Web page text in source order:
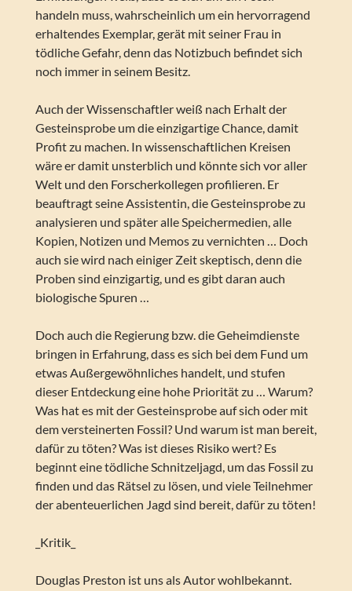
handeln muss, wahrscheinlich um ein hervorragend
erhaltendes Exemplar, gerät mit seiner Frau in
tödliche Gefahr, denn das Notizbuch befindet sich
noch immer in seinem Besitz.
Auch der Wissenschaftler weiß nach Erhalt der
Gesteinsprobe um die einzigartige Chance, damit
Profit zu machen. In wissenschaftlichen Kreisen
wäre er damit unsterblich und könnte sich vor aller
Welt und den Forscherkollegen profilieren. Er
beauftragt seine Assistentin, die Gesteinsprobe zu
analysieren und später alle Speichermedien, alle
Kopien, Notizen und Memos zu vernichten … Doch
auch sie wird nach einiger Zeit skeptisch, denn die
Proben sind einzigartig, und es gibt daran auch
biologische Spuren …
Doch auch die Regierung bzw. die Geheimdienste
bringen in Erfahrung, dass es sich bei dem Fund um
etwas Außergewöhnliches handelt, und stufen
dieser Entdeckung eine hohe Priorität zu … Warum?
Was hat es mit der Gesteinsprobe auf sich oder mit
dem versteinerten Fossil? Und warum ist man bereit,
dafür zu töten? Was ist dieses Risiko wert? Es
beginnt eine tödliche Schnitzeljagd, um das Fossil zu
finden und das Rätsel zu lösen, und viele Teilnehmer
der abenteuerlichen Jagd sind bereit, dafür zu töten!
_Kritik_
Douglas Preston ist uns als Autor wohlbekannt.